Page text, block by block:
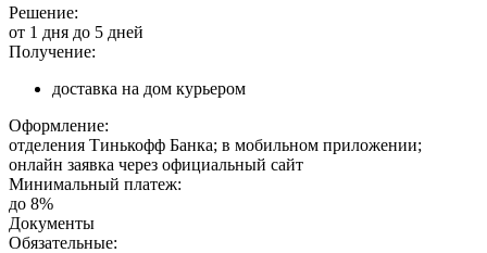
Решение:
от 1 дня до 5 дней
Получение:
доставка на дом курьером
Оформление:
отделения Тинькофф Банка; в мобильном приложении;
онлайн заявка через официальный сайт
Минимальный платеж:
до 8%
Документы
Обязательные: